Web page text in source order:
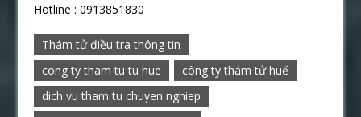
Hotline : 0913851830
Thám tử điều tra thông tin
cong ty tham tu tu hue
công ty thám tử huế
dich vu tham tu chuyen nghiep